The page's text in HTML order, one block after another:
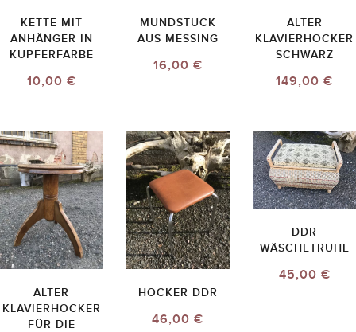
KETTE MIT
ANHÄNGER IN
KUPFERFARBE
10,00 €
MUNDSTÜCK
AUS MESSING
16,00 €
ALTER
KLAVIERHOCKER
SCHWARZ
149,00 €
ALTER
KLAVIERHOCKER
FÜR DIE
HOCKER DDR
46,00 €
DDR
WÄSCHETRUHE
45,00 €